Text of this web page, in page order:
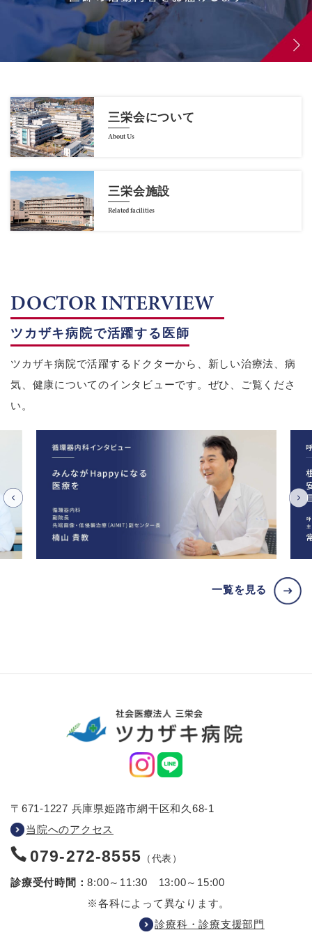
三栄会について
About Us
三栄会施設
Related facilities
DOCTOR INTERVIEW
ツカザキ病院で活躍する医師
ツカザキ病院で活躍するドクターから、新しい治療法、病
気、健康についてのインタビューです。ぜひ、ご覧くださ
い。
一覧を見る
〒671-1227 兵庫県姫路市網干区和久68-1
当院へのアクセス
079-272-8555 （代表）
診療受付時間：8:00～11:30 13:00～15:00
※各科によって異なります。
診療科・診療支援部門